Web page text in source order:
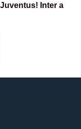
Inter a